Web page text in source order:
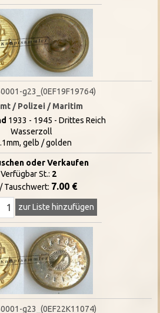
g23_(0EF19F19764)
/ Polizei / Maritim
1933 - 1945 - Drittes Reich
Wasserzoll
gelb / golden
oder Verkaufen
Verfügbar St.: 2
Tauschwert: 7.00 €
zur Liste hinzufügen
g23_(0EF22K11074)